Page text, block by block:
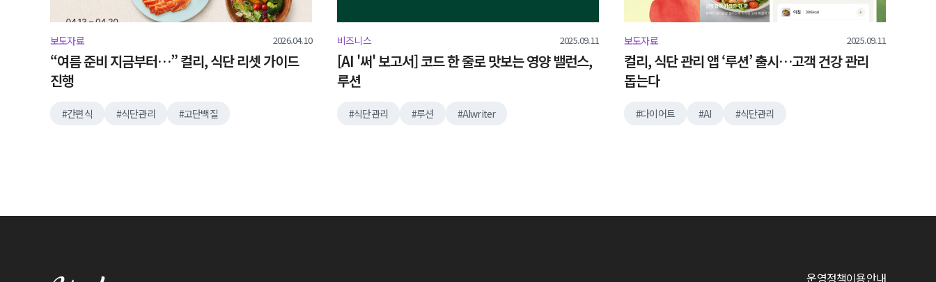
보도자료 2026.04.10
“여름 준비 지금부터…” 컬리, 식단 리셋 가이드
진행
간편식 식단관리 고단백질
비즈니스 2025.09.11
[AI '써' 보고서] 코드 한 줄로 맛보는 영양 밸런스,
루션
식단관리 루션 AIwriter
보도자료 2025.09.11
컬리, 식단 관리 앱 ‘루션’ 출시…고객 건강 관리
돕는다
다이어트 AI 식단관리
운영정책이용안내